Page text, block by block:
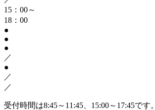
15：00～
18：00
●
●
●
／
●
／
／
受付時間は8:45～11:45、15:00～17:45です。